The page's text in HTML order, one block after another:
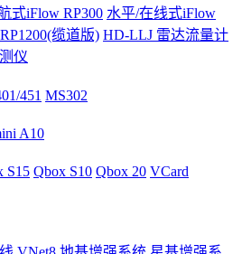
式iFlow RP300 水平/在线式iFlow
缆道版) HD-LLJ 雷达流量计
仪
451 MS302
A10
S15 Qbox S10 Qbox 20 VCard